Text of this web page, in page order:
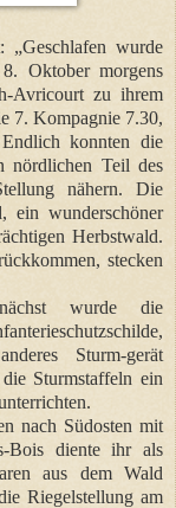
„Geschlafen wurde
Oktober morgens
Avricourt zu ihrem
7. Kompagnie 7.30,
konnten die
nördlichen Teil des
nähern. Die
ein wunderschöner
Herbstwald.
stecken
wurde die
Sturm-gerät
Sturmstaffeln ein
nach Südosten mit
Bois diente ihr als
aus dem Wald
Riegelstellung am